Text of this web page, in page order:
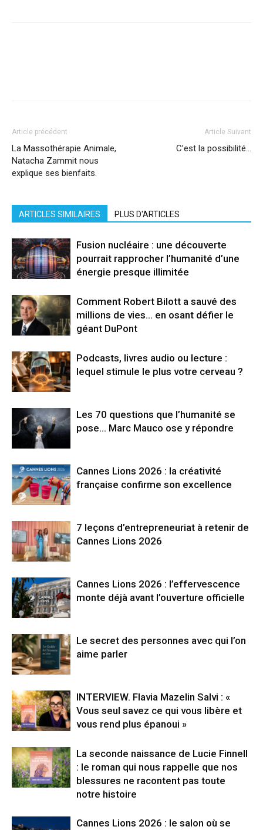
Article précédent
La Massothérapie Animale,
Natacha Zammit nous
explique ses bienfaits.
Article Suivant
C’est la possibilité…
ARTICLES SIMILAIRES PLUS D'ARTICLES
Fusion nucléaire : une découverte
pourrait rapprocher l’humanité d’une
énergie presque illimitée
Comment Robert Bilott a sauvé des
millions de vies… en osant défier le
géant DuPont
Podcasts, livres audio ou lecture :
lequel stimule le plus votre cerveau ?
Les 70 questions que l’humanité se
pose… Marc Mauco ose y répondre
Cannes Lions 2026 : la créativité
française confirme son excellence
7 leçons d’entrepreneuriat à retenir de
Cannes Lions 2026
Cannes Lions 2026 : l’effervescence
monte déjà avant l’ouverture officielle
Le secret des personnes avec qui l’on
aime parler
INTERVIEW. Flavia Mazelin Salvi : «
Vous seul savez ce qui vous libère et
vous rend plus épanoui »
La seconde naissance de Lucie Finnell
: le roman qui nous rappelle que nos
blessures ne racontent pas toute
notre histoire
Cannes Lions 2026 : le salon où se